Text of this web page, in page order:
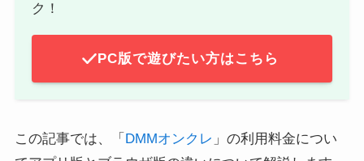
ク！
PC版で遊びたい方はこちら
この記事では、「 DMMオンクレ 」の利用料金につい